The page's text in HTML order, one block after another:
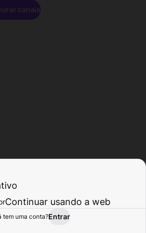
Atividade
canais
Continuar usando a web
tem uma conta?Entrar